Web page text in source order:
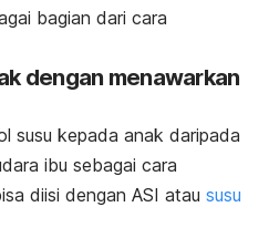
bagian dari cara
dengan menawarkan
susu kepada anak daripada
ibu sebagai cara
diisi dengan ASI atau susu